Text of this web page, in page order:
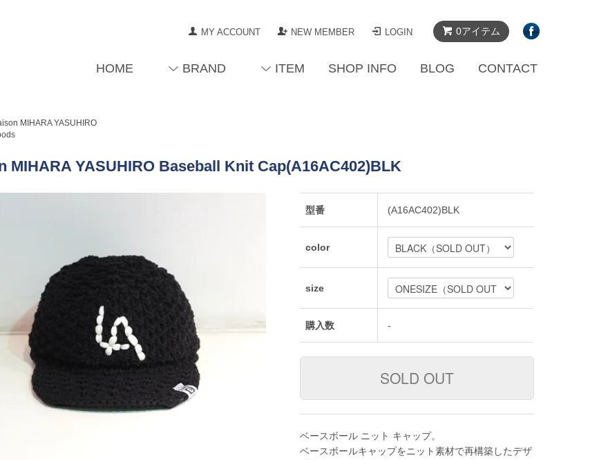
0アイテム
MY ACCOUNT NEW MEMBER LOGIN
HOME BRAND ITEM SHOP INFO BLOG CONTACT
MIHARA YASUHIRO
MIHARA YASUHIRO Baseball Knit Cap(A16AC402)BLK
型番 (A16AC402)BLK
color
size
購入数 -
ベースボール ニット キャップ。
ベースボールキャップをニット素材で再構築したデザ